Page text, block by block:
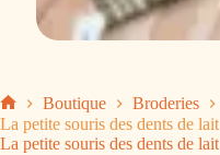
Boutique
Broderies
La petite souris des dents de lait
La petite souris des dents de lait